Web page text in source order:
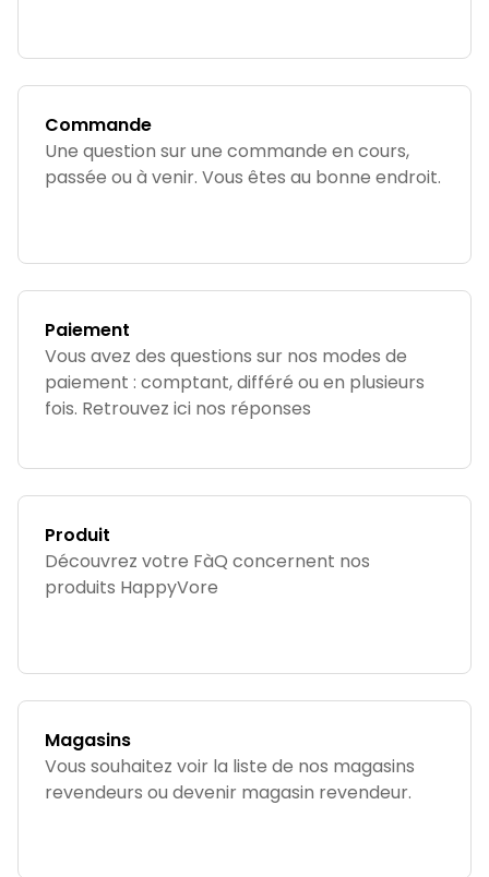
Commande
Une question sur une commande en cours,
passée ou à venir. Vous êtes au bonne endroit.
Paiement
Vous avez des questions sur nos modes de
paiement : comptant, différé ou en plusieurs
fois. Retrouvez ici nos réponses
Produit
Découvrez votre FàQ concernent nos
produits HappyVore
Magasins
Vous souhaitez voir la liste de nos magasins
revendeurs ou devenir magasin revendeur.